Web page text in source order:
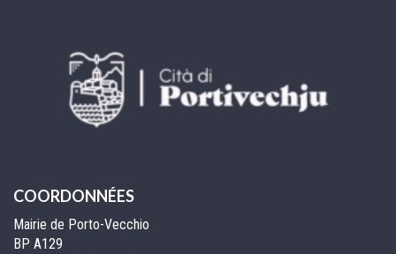
COORDONNÉES
Mairie de Porto-Vecchio
BP A129